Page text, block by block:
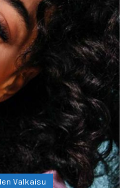
Valkaisu